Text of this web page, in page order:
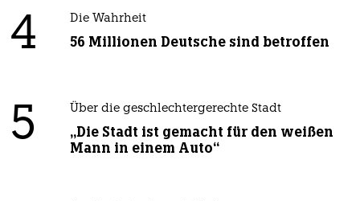
4 Die Wahrheit
56 Millionen Deutsche sind betroffen
5 Über die geschlechtergerechte Stadt
„Die Stadt ist gemacht für den weißen
Mann in einem Auto“